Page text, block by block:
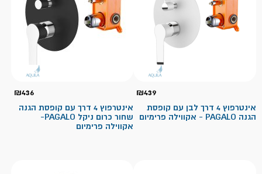
₪439
אינטרפוץ 4 דרך לבן עם קופסת
הגנה PAGALO - אקווילה פרימיום
₪436
אינטרפוץ 4 דרך עם קופסת הגנה
שחור כרום ניקל PAGALO-
אקווילה פרימיום